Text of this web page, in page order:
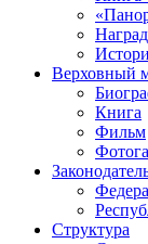
Верховный
Книга
Фильм
Структура